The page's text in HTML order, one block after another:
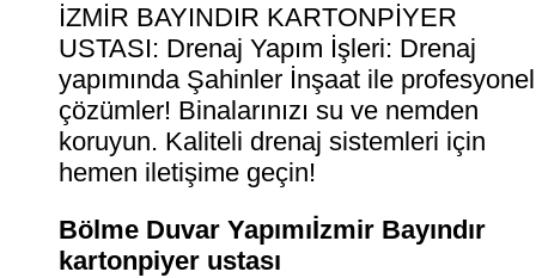
İZMİR BAYINDIR KARTONPİYER
USTASI: Drenaj Yapım İşleri: Drenaj
yapımında Şahinler İnşaat ile profesyonel
çözümler! Binalarınızı su ve nemden
koruyun. Kaliteli drenaj sistemleri için
hemen iletişime geçin!
Bölme Duvar Yapımıİzmir Bayındır
kartonpiyer ustası